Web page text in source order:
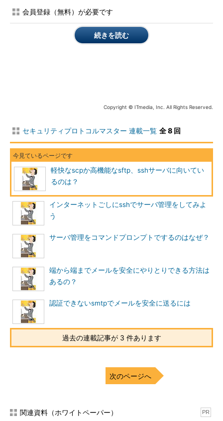
このほかにもsshは、「リモートマシンでのプログラム実行」機
能や「サブシステムの実行」機能を備えています。これらを上手
に使うと、安全なファイル転送ができます。
sshのファイル転送は1種類だけですか？
現在、sshで使われているファイル転送の方法には、scpとsftp
の2種類があります。この2つの違いが意識されることは少ないよ
うで、「どういう場合にどちらを使わなければならない」といっ
た使い分けはあまりされないようです。
実際のところ、この2つを見て「ファイルを転送する」働きそ
のものには大きな違いはありません。しかし動いている仕組みは
微妙に違っていて、よく見るとそれぞれ別々の特徴を持っていま
す。具体的には、scpは「リモートマシンでのプログラム実行」
の仕組みで、sftpは「サブシステムの実行」の仕組みで動いてい
ます。
会員登録（無料）が必要です
続きを読む
Copyright © ITmedia, Inc. All Rights Reserved.
セキュリティプロトコルマスター 連載一覧 全 8 回
軽快なscpか高機能なsftp、sshサーバに向いてい
るのは？
インターネットごしにsshでサーバ管理をしてみよ
う
サーバ管理をコマンドプロンプトでするのはなぜ？
端から端までメールを安全にやりとりできる方法は
あるの？
認証できないsmtpでメールを安全に送るには
過去の連載記事が 3 件あります
次のページへ
関連資料（ホワイトペーパー） PR